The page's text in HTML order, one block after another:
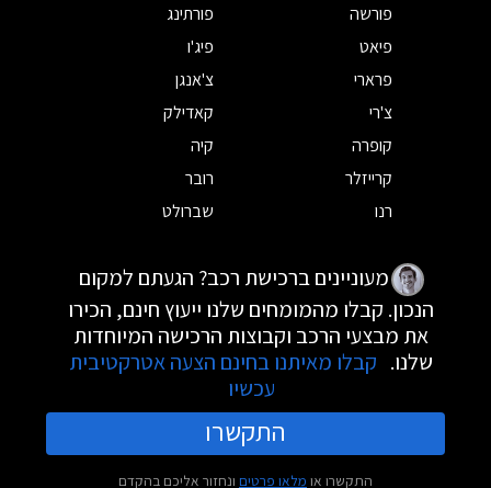
פורשה
פורתינג
פיאט
פיג'ו
פרארי
צ'אנגן
צ'רי
קאדילק
קופרה
קיה
קרייזלר
רובר
רנו
שברולט
מעוניינים ברכישת רכב? הגעתם למקום
הנכון. קבלו מהמומחים שלנו ייעוץ חינם, הכירו
את מבצעי הרכב וקבוצות הרכישה המיוחדות
שלנו. קבלו מאיתנו בחינם הצעה אטרקטיבית
עכשיו
התקשרו
התקשרו או מלאו פרטים ונחזור אליכם בהקדם